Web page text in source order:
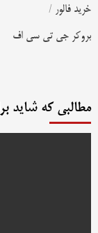
خرید فالور /
بروکر جی تی سی اف
مطالبی که شاید